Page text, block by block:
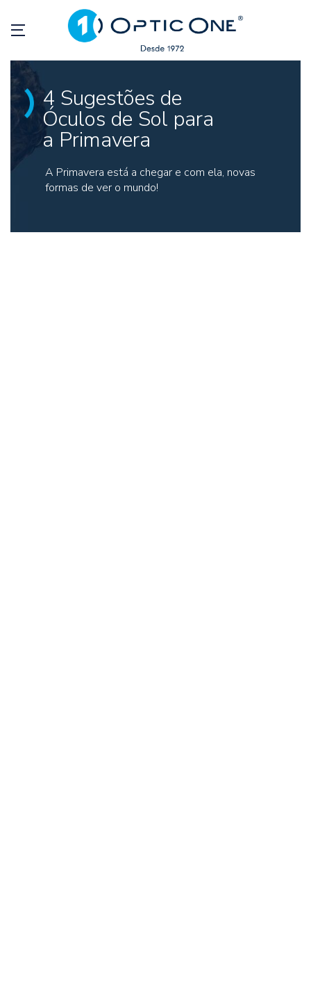
4 Sugestões de
Óculos de Sol para
a Primavera
A Primavera está a chegar e com ela, novas
formas de ver o mundo!